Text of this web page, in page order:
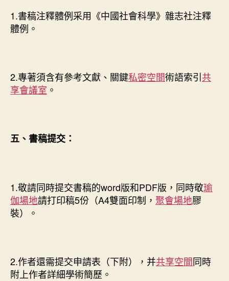
1.書稿注釋體例采用《中國社會科學》雜志社注釋
體例。
2.專著須含有參考文獻、關鍵私密空間術語索引共
享會議室 。
五、書稿提交：
1.敬請同時提交書稿的word版和PDF版，同時敬瑜
伽場地請打印稿5份（A4雙面印制， 聚會場地膠
裝）。
2.作者還需提交申請表（下附），并共享空間同時
附上作者詳細學術簡歷。